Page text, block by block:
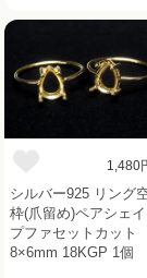
1,480
シルバー925 リング
枠(爪留め)ペアシェイ
プファセットカット
8×6mm 18KGP 1個